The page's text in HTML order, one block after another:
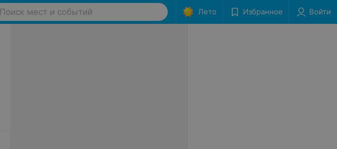
Поиск мест и событий Лето Избранное Войти